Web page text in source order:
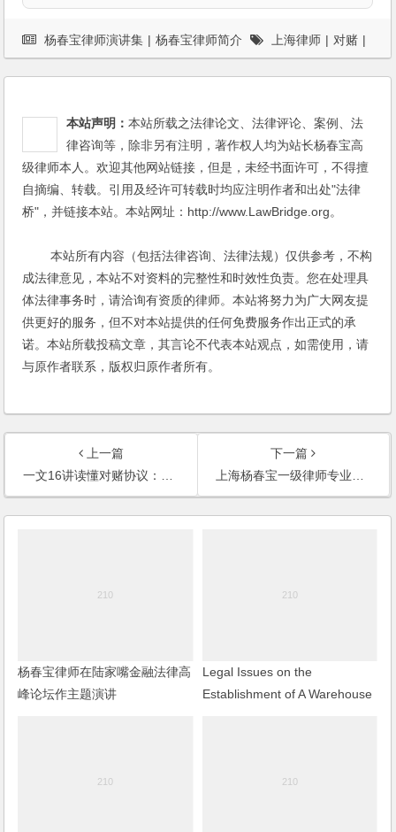
杨春宝律师演讲集 | 杨春宝律师简介 上海律师 | 对赌 |
本站声明：本站所载之法律论文、法律评论、案例、法
律咨询等，除非另有注明，著作权人均为站长杨春宝高
级律师本人。欢迎其他网站链接，但是，未经书面许可，不得擅
自摘编、转载。引用及经许可转载时均应注明作者和出处"法律
桥"，并链接本站。本站网址：http://www.LawBridge.org。
本站所有内容（包括法律咨询、法律法规）仅供参考，不构
成法律意见，本站不对资料的完整性和时效性负责。您在处理具
体法律事务时，请洽询有资质的律师。本站将努力为广大网友提
供更好的服务，但不对本站提供的任何免费服务作出正式的承
诺。本站所载投稿文章，其言论不代表本站观点，如需使用，请
与原作者联系，版权归原作者所有。
上一篇
一文16讲读懂对赌协议：对赌法律实务问题全面深度解析
下一篇
上海杨春宝一级律师专业演讲或讲课、培训目录
杨春宝律师在陆家嘴金融法律高
峰论坛作主题演讲
Legal Issues on the
Establishment of A Warehouse